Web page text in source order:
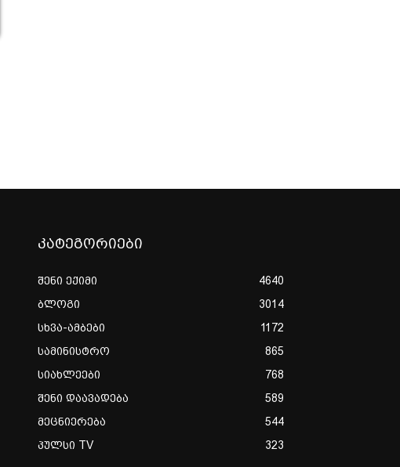
კატეგორიები
შენი ექიმი
4640
ბლოგი
3014
სხვა-ამბები
1172
სამინისტრო
865
სიახლეები
768
შენი დაავადება
589
მეცნიერება
544
პულსი TV
323